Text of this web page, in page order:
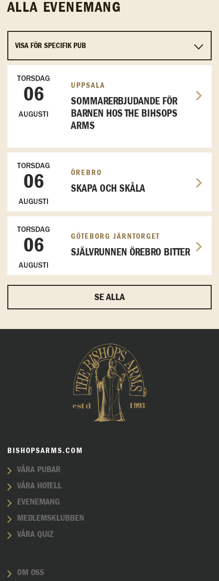
ALLA EVENEMANG
TORSDAG
06
AUGUSTI
UPPSALA
SOMMARERBJUDANDE FÖR
BARNEN HOS THE BIHSOPS
ARMS
TORSDAG
06
AUGUSTI
ÖREBRO
SKAPA OCH SKÅLA
TORSDAG
06
AUGUSTI
GÖTEBORG JÄRNTORGET
SJÄLVRUNNEN ÖREBRO BITTER
SE ALLA
BISHOPSARMS.COM
VÅRA PUBAR
VÅRA HOTELL
EVENEMANG
MEDLEMSKLUBBEN
VÅRA QUIZ
OM OSS